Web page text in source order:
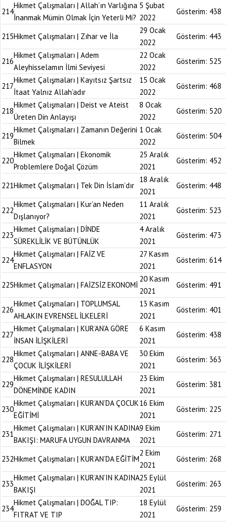
214
Hikmet Çalışmaları | Allah’ın Varlığına
İnanmak Mümin Olmak İçin Yeterli Mi?
5 Şubat
2022
Gösterim: 438
215Hikmet Çalışmaları | Zıhar ve İla
29 Ocak
2022
Gösterim: 443
216
Hikmet Çalışmaları | Adem
Aleyhisselamın İlmi Seviyesi
22 Ocak
2022
Gösterim: 525
217
Hikmet Çalışmaları | Kayıtsız Şartsız
İtaat Yalnız Allah’adır
15 Ocak
2022
Gösterim: 468
218
Hikmet Çalışmaları | Deist ve Ateist
Üreten Din Anlayışı
8 Ocak
2022
Gösterim: 520
219
Hikmet Çalışmaları | Zamanın Değerini
Bilmek
1 Ocak
2022
Gösterim: 504
220
Hikmet Çalışmaları | Ekonomik
Problemlere Doğal Çözüm
25 Aralık
2021
Gösterim: 452
221Hikmet Çalışmaları | Tek Din İslam’dır
18 Aralık
2021
Gösterim: 448
222
Hikmet Çalışmaları | Kur’an Neden
Dışlanıyor?
11 Aralık
2021
Gösterim: 523
223
Hikmet Çalışmaları | DİNDE
SÜREKLİLİK VE BÜTÜNLÜK
4 Aralık
2021
Gösterim: 473
224
Hikmet Çalışmaları | FAİZ VE
ENFLASYON
27 Kasım
2021
Gösterim: 614
225Hikmet Çalışmaları | FAİZSİZ EKONOMİ
20 Kasım
2021
Gösterim: 491
226
Hikmet Çalışmaları | TOPLUMSAL
AHLAKIN EVRENSEL İLKELERİ
13 Kasım
2021
Gösterim: 401
227
Hikmet Çalışmaları | KUR’AN’A GÖRE
İNSAN İLİŞKİLERİ
6 Kasım
2021
Gösterim: 438
228
Hikmet Çalışmaları | ANNE-BABA VE
ÇOCUK İLİŞKİLERİ
30 Ekim
2021
Gösterim: 363
229
Hikmet Çalışmaları | RESULULLAH
DÖNEMİNDE KADIN
23 Ekim
2021
Gösterim: 381
230
Hikmet Çalışmaları | KUR’AN’DA ÇOCUK
EĞİTİMİ
16 Ekim
2021
Gösterim: 225
231
Hikmet Çalışmaları | KUR’AN’IN KADINA
BAKIŞI: MARUFA UYGUN DAVRANMA
9 Ekim
2021
Gösterim: 271
232Hikmet Çalışmaları | KUR’AN’DA EĞİTİM
2 Ekim
2021
Gösterim: 268
233
Hikmet Çalışmaları | KUR’AN’IN KADINA
BAKIŞI
25 Eylül
2021
Gösterim: 263
234
Hikmet Çalışmaları | DOĞAL TIP:
FITRAT VE TIP
18 Eylül
2021
Gösterim: 259